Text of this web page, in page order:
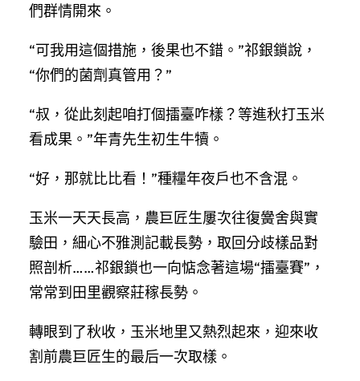
們群情開來。
“可我用這個措施，後果也不錯。”祁銀鎖說，
“你們的菌劑真管用？”
“叔，從此刻起咱打個擂臺咋樣？等進秋打玉米
看成果。”年青先生初生牛犢。
“好，那就比比看！”種糧年夜戶也不含混。
玉米一天天長高，農巨匠生屢次往復黌舍與實
驗田，細心不雅測記載長勢，取回分歧樣品對
照剖析……祁銀鎖也一向惦念著這場“擂臺賽”，
常常到田里觀察莊稼長勢。
轉眼到了秋收，玉米地里又熱烈起來，迎來收
割前農巨匠生的最后一次取樣。